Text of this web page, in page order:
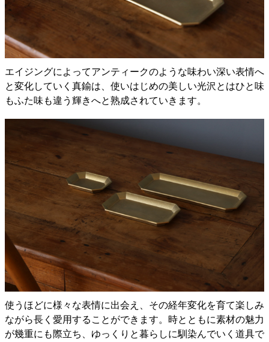
エイジングによってアンティークのような味わい深い表情へ
と変化していく真鍮は、使いはじめの美しい光沢とはひと味
もふた味も違う輝きへと熟成されていきます。
使うほどに様々な表情に出会え、その経年変化を育て楽しみ
ながら長く愛用することができます。時とともに素材の魅力
が幾重にも際立ち、ゆっくりと暮らしに馴染んでいく道具で